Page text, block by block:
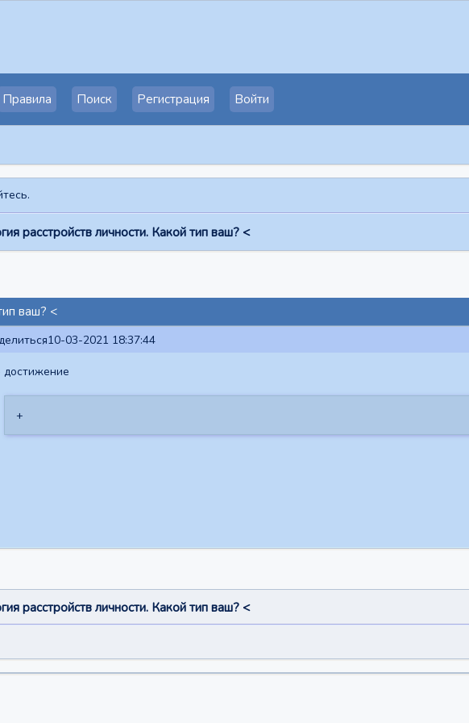
Правила Поиск Регистрация Войти
.
расстройств личности. Какой тип ваш? <
ваш? <
10-03-2021 18:37:44
+
расстройств личности. Какой тип ваш? <